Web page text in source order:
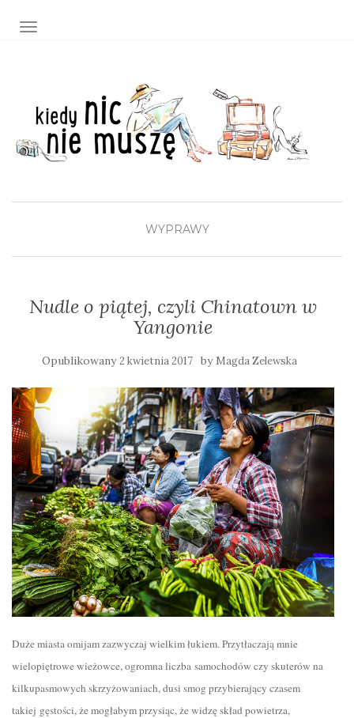
TOGGLE NAVIGATION
WYPRAWY
Nudle o piątej, czyli Chinatown w
Yangonie
Opublikowany2 kwietnia 2017 by Magda Zelewska
Duże miasta omijam zazwyczaj wielkim łukiem. Przytłaczają mnie
wielopiętrowe wieżowce, ogromna liczba samochodów czy skuterów na
kilkupasmowych skrzyżowaniach, dusi smog przybierający czasem
takiej gęstości, że mogłabym przysiąc, że widzę skład powietrza,